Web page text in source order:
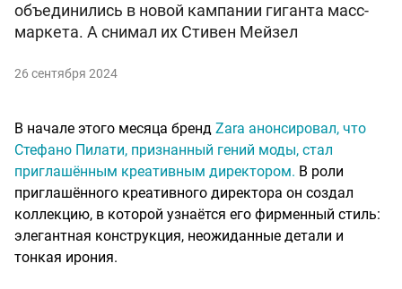
объединились в новой кампании гиганта масс-
маркета. А снимал их Стивен Мейзел
26 сентября 2024
В начале этого месяца бренд Zara анонсировал, что
Стефано Пилати, признанный гений моды, стал
приглашённым креативным директором. В роли
приглашённого креативного директора он создал
коллекцию, в которой узнаётся его фирменный стиль:
элегантная конструкция, неожиданные детали и
тонкая ирония.